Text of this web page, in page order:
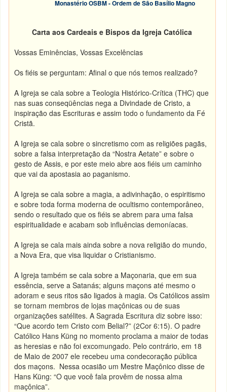
Monastério OSBM - Ordem de São Basílio Magno
Carta aos Cardeais e Bispos da Igreja Católica
Vossas Eminências, Vossas Excelências
Os fiéis se perguntam: Afinal o que nós temos realizado?
A Igreja se cala sobre a Teologia Histórico-Crítica (THC) que
nas suas conseqüências nega a Divindade de Cristo, a
inspiração das Escrituras e assim todo o fundamento da Fé
Cristã.
A Igreja se cala sobre o sincretismo com as religiões pagãs,
sobre a falsa interpretação da “Nostra Aetate” e sobre o
gesto de Assis, e por este meio abre aos fiéis um caminho
que vai da apostasia ao paganismo.
A Igreja se cala sobre a magia, a adivinhação, o espiritismo
e sobre toda forma moderna de ocultismo contemporâneo,
sendo o resultado que os fiéis se abrem para uma falsa
espiritualidade e acabam sob influências demoníacas.
A Igreja se cala mais ainda sobre a nova religião do mundo,
a Nova Era, que visa liquidar o Cristianismo.
A Igreja também se cala sobre a Maçonaria, que em sua
essência, serve a Satanás; alguns maçons até mesmo o
adoram e seus ritos são ligados à magia. Os Católicos assim
se tornam membros de lojas maçônicas ou de suas
organizações satélites. A Sagrada Escritura diz sobre isso:
“Que acordo tem Cristo com Belial?” (2Cor 6:15). O padre
Católico Hans Küng no momento proclama a maior de todas
as heresias e não foi excomungado. Pelo contrário, em 18
de Maio de 2007 ele recebeu uma condecoração pública
dos maçons. Nessa ocasião um Mestre Maçônico disse de
Hans Küng: “O que você fala provêm de nossa alma
maçônica”.